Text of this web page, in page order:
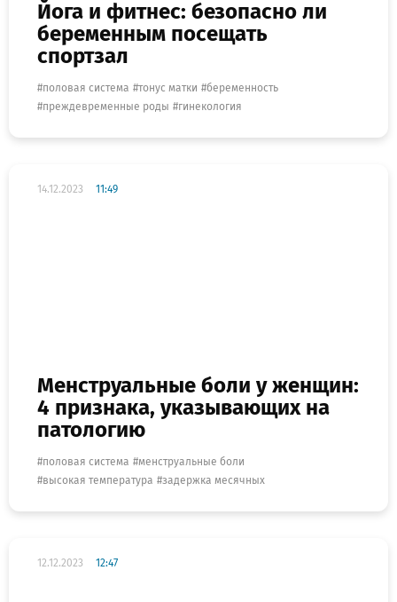
Йога и фитнес: безопасно ли
беременным посещать
спортзал
половая система тонус матки
беременность
преждевременные роды
гинекология
14.12.2023 11:49
Менструальные боли у женщин:
4 признака, указывающих на
патологию
половая система
менструальные боли
высокая температура
задержка месячных
12.12.2023 12:47